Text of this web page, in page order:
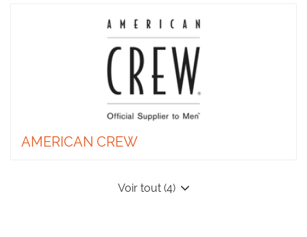
AMERICAN CREW
Voir tout (4)